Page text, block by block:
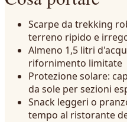
Scarpe da trekking
terreno ripido e
Almeno 1,5 litri
rifornimento limitate
Protezione solare:
da sole per sezioni
Snack leggeri o
tempo al ristorante